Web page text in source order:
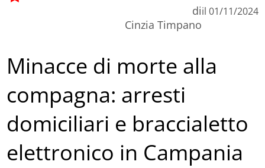
di
Cinzia Timpano
il 01/11/2024
Minacce di morte alla
compagna: arresti
domiciliari e braccialetto
elettronico in Campania